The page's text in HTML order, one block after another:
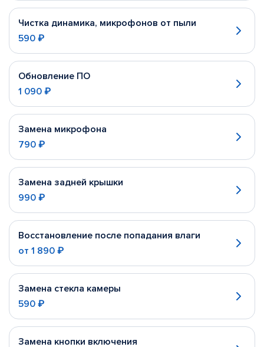
Чистка динамика, микрофонов от пыли
590 ₽
Обновление ПО
1 090 ₽
Замена микрофона
790 ₽
Замена задней крышки
990 ₽
Восстановление после попадания влаги
от 1 890 ₽
Замена стекла камеры
590 ₽
Замена кнопки включения